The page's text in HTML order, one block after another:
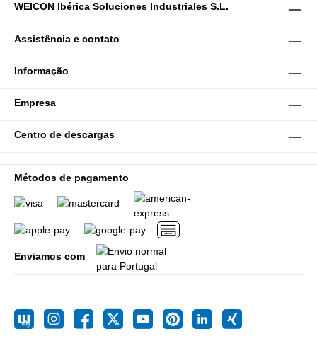
WEICON Ibérica Soluciones Industriales S.L.
Assistência e contato
Informação
Empresa
Centro de descargas
Métodos de pagamento
Enviamos com